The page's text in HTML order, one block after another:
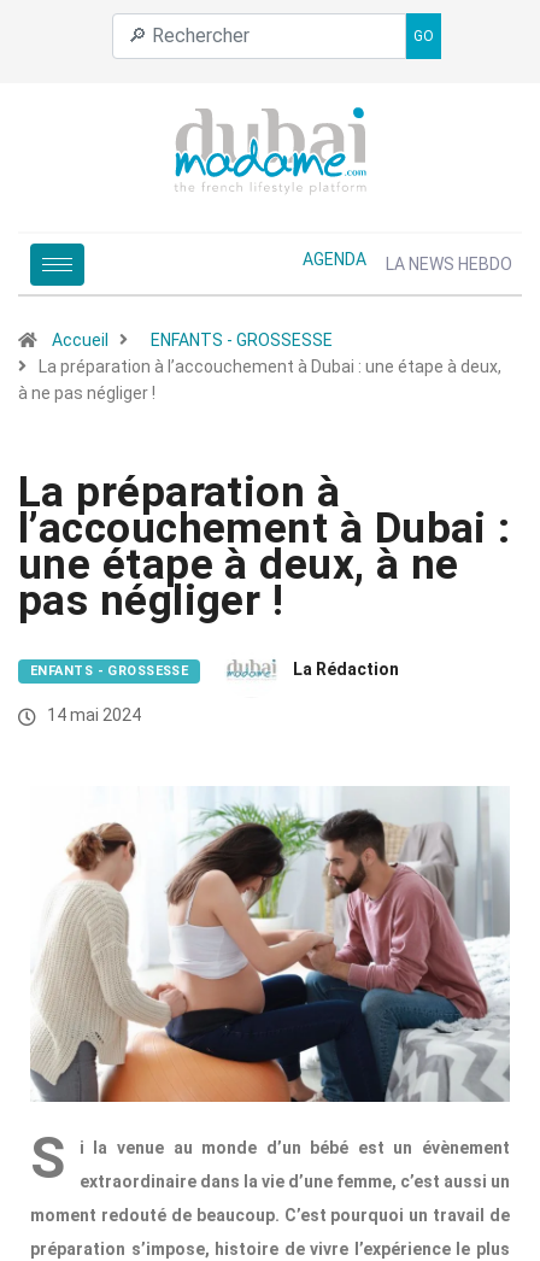
GO
AGENDA LA NEWS HEBDO
Accueil
ENFANTS - GROSSESSE
La préparation à l’accouchement à Dubai : une étape à deux,
à ne pas négliger !
La préparation à
l’accouchement à Dubai :
une étape à deux, à ne
pas négliger !
ENFANTS - GROSSESSE La Rédaction
14 mai 2024
S
i la venue au monde d’un bébé est un évènement
extraordinaire dans la vie d’une femme, c’est aussi un
moment redouté de beaucoup. C’est pourquoi un travail de
préparation s’impose, histoire de vivre l’expérience le plus